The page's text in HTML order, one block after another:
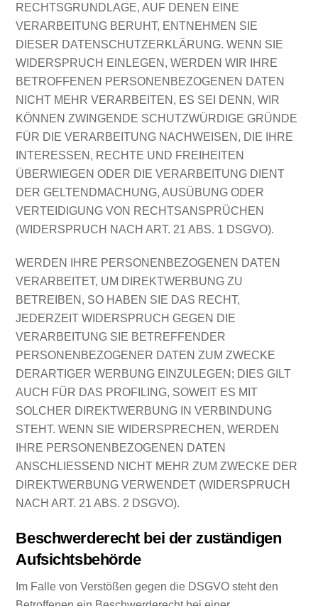
RECHTSGRUNDLAGE, AUF DENEN EINE
VERARBEITUNG BERUHT, ENTNEHMEN SIE
DIESER DATENSCHUTZERKLÄRUNG. WENN SIE
WIDERSPRUCH EINLEGEN, WERDEN WIR IHRE
BETROFFENEN PERSONENBEZOGENEN DATEN
NICHT MEHR VERARBEITEN, ES SEI DENN, WIR
KÖNNEN ZWINGENDE SCHUTZWÜRDIGE GRÜNDE
FÜR DIE VERARBEITUNG NACHWEISEN, DIE IHRE
INTERESSEN, RECHTE UND FREIHEITEN
ÜBERWIEGEN ODER DIE VERARBEITUNG DIENT
DER GELTENDMACHUNG, AUSÜBUNG ODER
VERTEIDIGUNG VON RECHTSANSPRÜCHEN
(WIDERSPRUCH NACH ART. 21 ABS. 1 DSGVO).
WERDEN IHRE PERSONENBEZOGENEN DATEN
VERARBEITET, UM DIREKTWERBUNG ZU
BETREIBEN, SO HABEN SIE DAS RECHT,
JEDERZEIT WIDERSPRUCH GEGEN DIE
VERARBEITUNG SIE BETREFFENDER
PERSONENBEZOGENER DATEN ZUM ZWECKE
DERARTIGER WERBUNG EINZULEGEN; DIES GILT
AUCH FÜR DAS PROFILING, SOWEIT ES MIT
SOLCHER DIREKTWERBUNG IN VERBINDUNG
STEHT. WENN SIE WIDERSPRECHEN, WERDEN
IHRE PERSONENBEZOGENEN DATEN
ANSCHLIESSEND NICHT MEHR ZUM ZWECKE DER
DIREKTWERBUNG VERWENDET (WIDERSPRUCH
NACH ART. 21 ABS. 2 DSGVO).
Beschwerderecht bei der zuständigen
Aufsichtsbehörde
Im Falle von Verstößen gegen die DSGVO steht den